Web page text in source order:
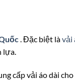
. Đặc biệt làvải
lựa.
cấp vải áo dài